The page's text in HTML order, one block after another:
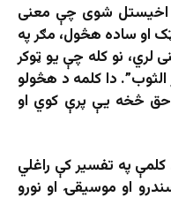
اخیستل شوی چې معنی
او ساده هڅول، مګر په
لري، نو کله چې یو ټوکر
دا کلمه د هڅولو
حق څخه یې پرې کوي او
په تفسیر کې راغلي
او موسیقۍ او نورو